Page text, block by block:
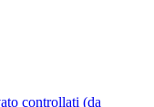
controllati (da